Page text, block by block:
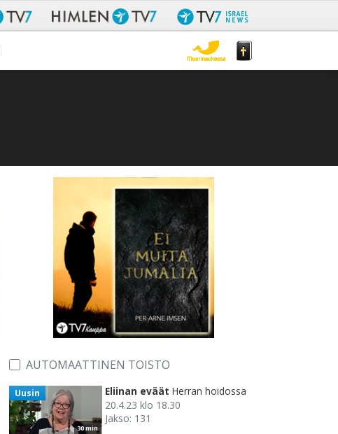
AUTOMAATTINEN TOISTO
30 min
Uusin Eliinan eväät Herran hoidossa
20.4.23 klo 18.30
Jakso: 131